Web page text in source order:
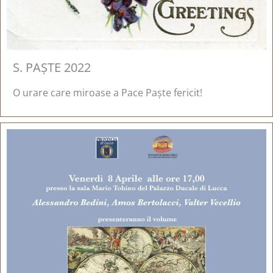
S. PAȘTE 2022
O urare care miroase a Pace Paște fericit!